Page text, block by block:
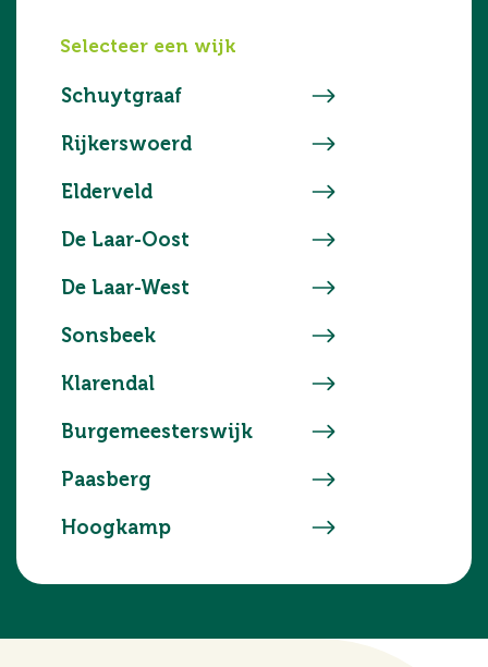
Selecteer een wijk
Schuytgraaf
Rijkerswoerd
Elderveld
De Laar-Oost
De Laar-West
Sonsbeek
Klarendal
Burgemeesterswijk
Paasberg
Hoogkamp